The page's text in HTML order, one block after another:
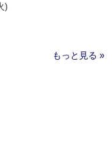
)
もっと見る »